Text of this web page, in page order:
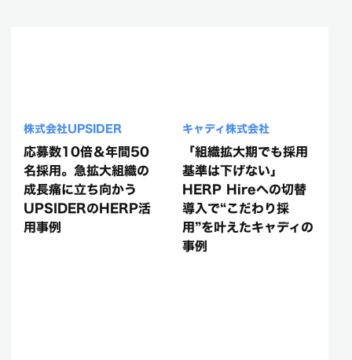
株式会社UPSIDER
応募数10倍＆年間50
名採用。急拡大組織の
成長痛に立ち向かう
UPSIDERのHERP活
用事例
キャディ株式会社
「組織拡大期でも採用
基準は下げない」
HERP Hireへの切替
導入で“こだわり採
用”を叶えたキャディの
事例